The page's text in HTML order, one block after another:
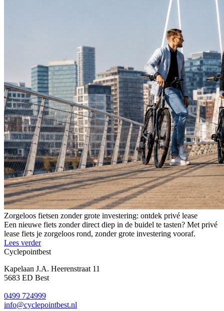
Zorgeloos fietsen zonder grote investering: ontdek privé lease
Een nieuwe fiets zonder direct diep in de buidel te tasten? Met privé
lease fiets je zorgeloos rond, zonder grote investering vooraf.
Lees verder
Cyclepointbest
Kapelaan J.A. Heerenstraat 11
5683 ED Best
0499 724999
info@cyclepointbest.nl